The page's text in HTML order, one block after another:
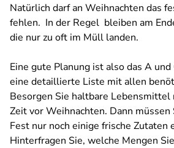
Natürlich darf an Weihnachten das
fehlen. In der Regel bleiben am
die nur zu oft im Müll landen.
Eine gute Planung ist also das A und
eine detaillierte Liste mit allen
Besorgen Sie haltbare Lebensmittel
Zeit vor Weihnachten. Dann müssen
Fest nur noch einige frische Zutaten
Hinterfragen Sie, welche Mengen